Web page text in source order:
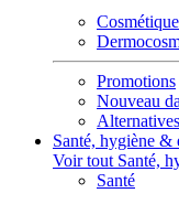
Promotions
Nouveau
Santé, hygiène &
Voir tout Santé,
Santé